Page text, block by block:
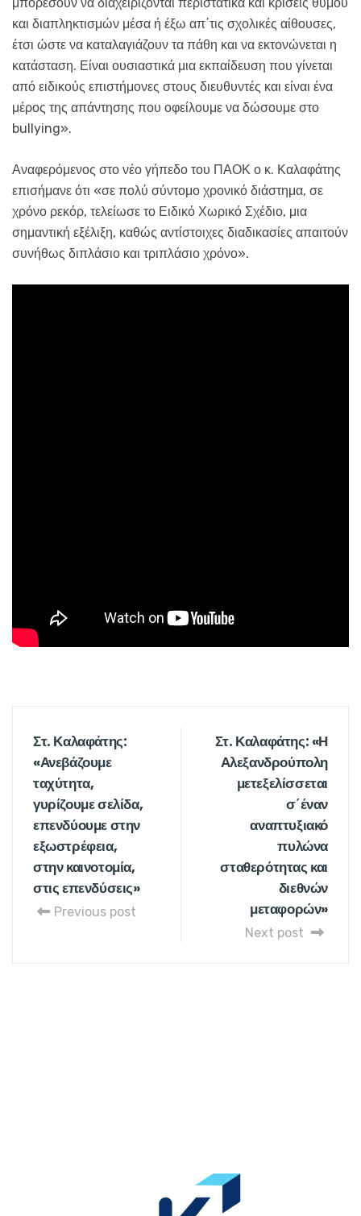
και διαπληκτισμών μέσα ή έξω απ΄τις σχολικές αίθουσες,
έτσι ώστε να καταλαγιάζουν τα πάθη και να εκτονώνεται η
κατάσταση. Είναι ουσιαστικά μια εκπαίδευση που γίνεται
από ειδικούς επιστήμονες στους διευθυντές και είναι ένα
μέρος της απάντησης που οφείλουμε να δώσουμε στο
bullying».
Αναφερόμενος στο νέο γήπεδο του ΠΑΟΚ ο κ. Καλαφάτης
επισήμανε ότι «σε πολύ σύντομο χρονικό διάστημα, σε
χρόνο ρεκόρ, τελείωσε το Ειδικό Χωρικό Σχέδιο, μια
σημαντική εξέλιξη, καθώς αντίστοιχες διαδικασίες απαιτούν
συνήθως διπλάσιο και τριπλάσιο χρόνο».
Στ. Καλαφάτης:
«Ανεβάζουμε
ταχύτητα,
γυρίζουμε σελίδα,
επενδύουμε στην
εξωστρέφεια,
στην καινοτομία,
στις επενδύσεις»
Previous post
Στ. Καλαφάτης: «Η
Αλεξανδρούπολη
μετεξελίσσεται
σ΄έναν
αναπτυξιακό
πυλώνα
σταθερότητας και
διεθνών
μεταφορών»
Next post